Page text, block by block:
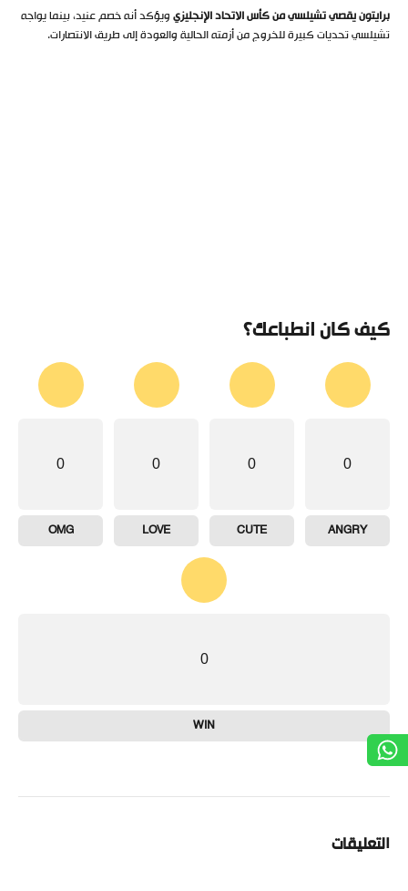
برايتون يقصي تشيلسي من كأس الاتحاد الإنجليزيويؤكد أنه خصم عنيد، بينما يواجه
تشيلسي تحديات كبيرة للخروج من أزمته الحالية والعودة إلى طريق الانتصارات.
كيف كان انطباعك؟
0
ANGRY
0
CUTE
0
LOVE
0
OMG
0
WIN
التعليقات